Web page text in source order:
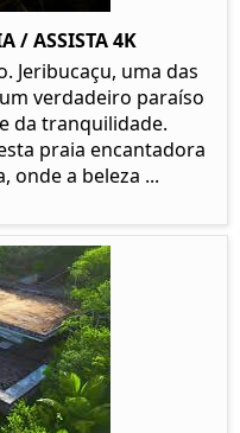
/ ASSISTA 4K
Jeribucaçu, uma das
verdadeiro paraíso
da tranquilidade.
praia encantadora
onde a beleza ...